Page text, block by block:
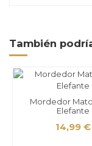
También
Mordedor
Elefante
14,99 €